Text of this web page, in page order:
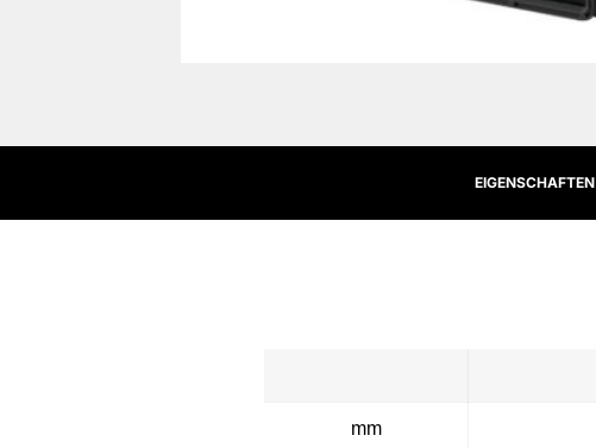
EIGENSCHAFTEN
mm